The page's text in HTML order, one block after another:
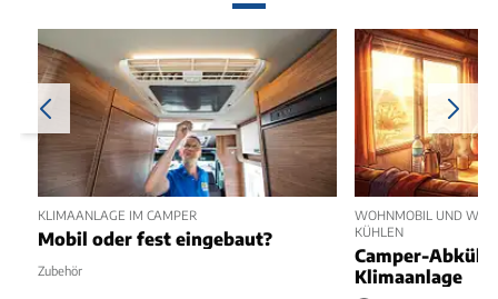
KLIMAANLAGE IM CAMPER
Mobil oder fest eingebaut?
Zubehör
WOHNMOBIL UND
KÜHLEN
Camper-
Klimaanlage